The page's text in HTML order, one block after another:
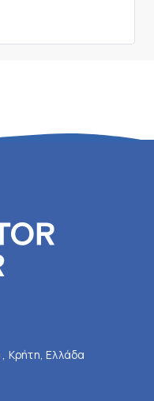
Κρήτη, Ελλάδα